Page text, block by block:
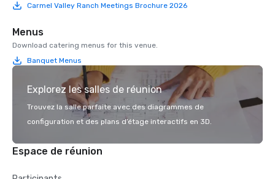
Carmel Valley Ranch Meetings Brochure 2026
Menus
Download catering menus for this venue.
Banquet Menus
Explorez les salles de réunion
Trouvez la salle parfaite avec des diagrammes de
configuration et des plans d’étage interactifs en 3D.
Espace de réunion